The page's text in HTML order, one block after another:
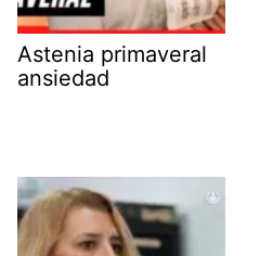
Astenia primaveral
ansiedad